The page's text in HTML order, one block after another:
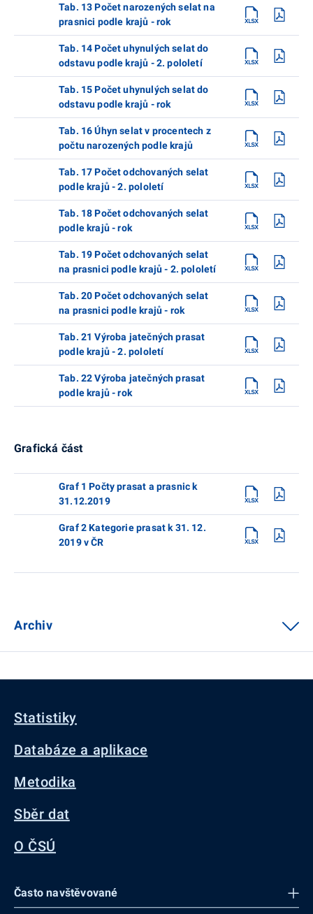
Tab. 13 Počet narozených selat na
prasnici podle krajů - rok
Tab. 14 Počet uhynulých selat do
odstavu podle krajů - 2. pololetí
Tab. 15 Počet uhynulých selat do
odstavu podle krajů - rok
Tab. 16 Úhyn selat v procentech z
počtu narozených podle krajů
Tab. 17 Počet odchovaných selat
podle krajů - 2. pololetí
Tab. 18 Počet odchovaných selat
podle krajů - rok
Tab. 19 Počet odchovaných selat
na prasnici podle krajů - 2. pololetí
Tab. 20 Počet odchovaných selat
na prasnici podle krajů - rok
Tab. 21 Výroba jatečných prasat
podle krajů - 2. pololetí
Tab. 22 Výroba jatečných prasat
podle krajů - rok
Grafická část
Graf 1 Počty prasat a prasnic k
31.12.2019
Graf 2 Kategorie prasat k 31. 12.
2019 v ČR
Archiv
Statistiky
Databáze a aplikace
Metodika
Sběr dat
O ČSÚ
Často navštěvované